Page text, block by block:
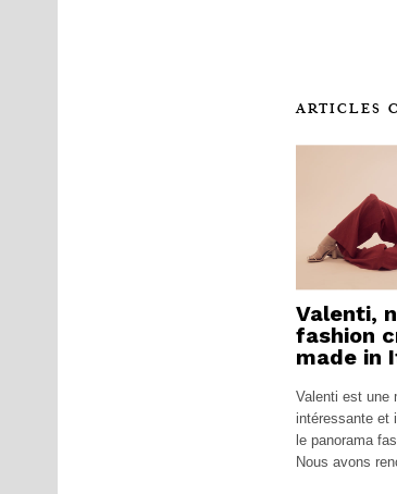
ARTICLES
Valenti,
fashion
made in
Valenti est une
intéressante et
le panorama
Nous avons